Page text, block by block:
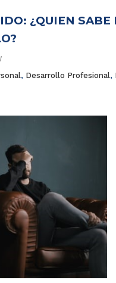
¿QUIÉN SABE
, Desarrollo Profesional,